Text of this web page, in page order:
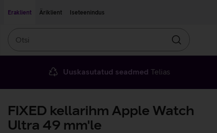
Eraklient
Äriklient Iseteenindus
Otsin
Uuskasutatud seadmed Telias
FIXED kellarihm Apple Watch
Ultra 49 mm'le